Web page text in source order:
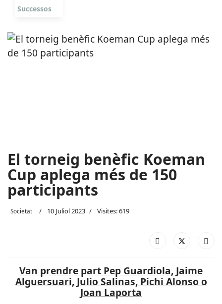
Successos
El torneig benèfic Koeman
Cup aplega més de 150
participants
Societat 10 Juliol 2023 Visites: 619
Van prendre part Pep Guardiola, Jaime
Alguersuari, Julio Salinas, Pichi Alonso o
Joan Laporta